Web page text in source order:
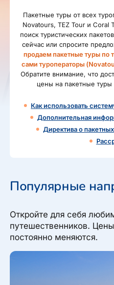
Пакетные туры от всех
Novatours, TEZ Tour и
поиск туристических
сейчас или спросите
продаем пакетные туры по
сами туроператоры
Обратите внимание, что
цены на пакетные
Как использовать
Дополнительная
Директива о
Популярные
Откройте для себя
путешественников.
постоянно меняются.